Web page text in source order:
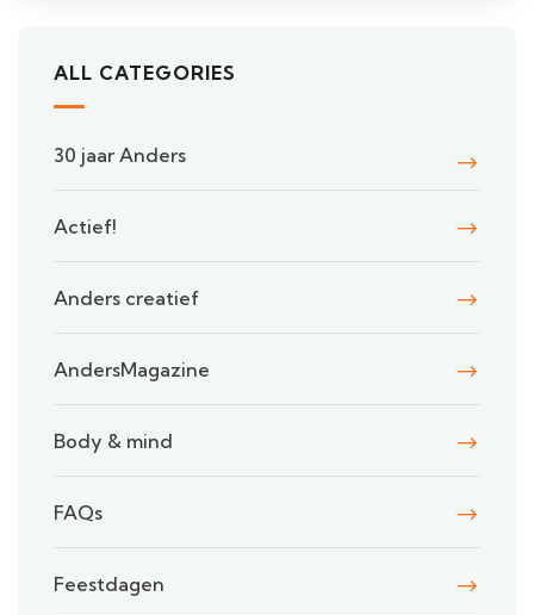
ALL CATEGORIES
30 jaar Anders
Actief!
Anders creatief
AndersMagazine
Body & mind
FAQs
Feestdagen